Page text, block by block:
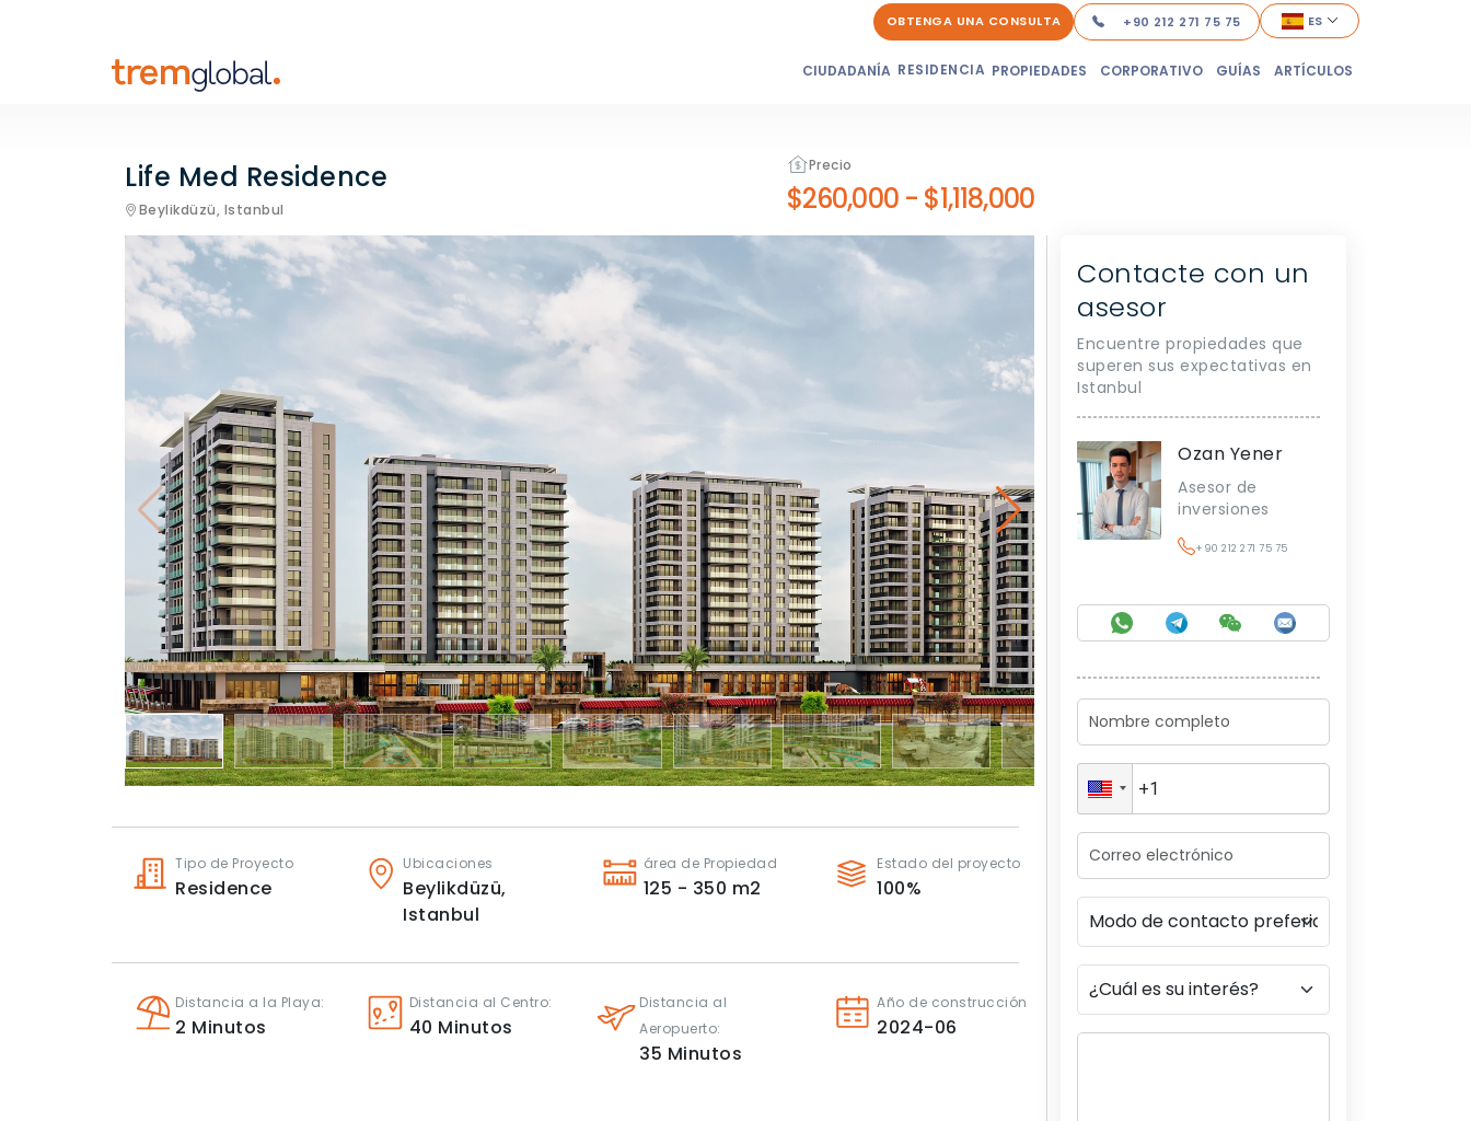
OBTENGA UNA CONSULTA +90 212 271 75 75 ES
CIUDADANÍA RESIDENCIA PROPIEDADES CORPORATIVO GUÍAS ARTÍCULOS
Life Med Residence
Beylikdüzü, Istanbul
Precio
$260,000 - $1,118,000
Tipo de Proyecto
Residence
Ubicaciones
Beylikdüzü,
Istanbul
área de Propiedad
125 - 350 m2
Estado del proyecto
100%
Distancia a la Playa:
2 Minutos
Distancia al Centro:
40 Minutos
Distancia al
Aeropuerto:
35 Minutos
Año de construcción
2024-06
Contacte con un
asesor
Encuentre propiedades que
superen sus expectativas en
Istanbul
Ozan Yener
Asesor de
inversiones
+90 212 271 75 75